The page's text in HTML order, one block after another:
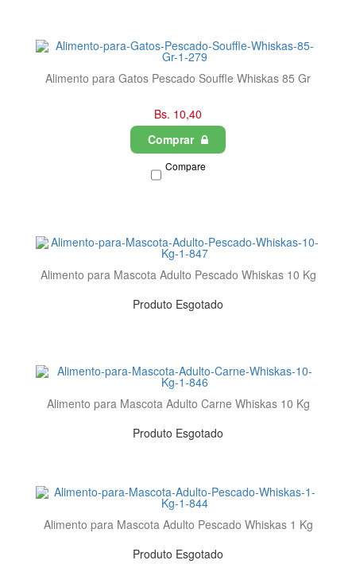
Alimento para Gatos Pescado Souffle Whiskas 85 Gr
Bs. 10,40
Comprar
Compare
Alimento para Mascota Adulto Pescado Whiskas 10 Kg
Produto Esgotado
Alimento para Mascota Adulto Carne Whiskas 10 Kg
Produto Esgotado
Alimento para Mascota Adulto Pescado Whiskas 1 Kg
Produto Esgotado